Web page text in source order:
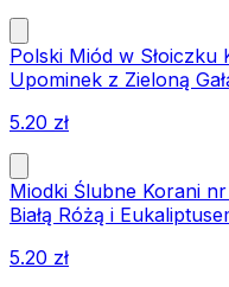
Polski Miód w
Upominek z Zieloną
5.20 zł
Miodki Ślubne Korani
Białą Różą i
5.20 zł